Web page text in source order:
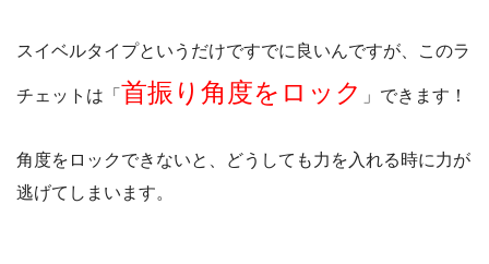
スイベルタイプというだけですでに良いんですが、このラ
チェットは「 首振り角度をロック 」できます！
角度をロックできないと、どうしても力を入れる時に力が
逃げてしまいます。